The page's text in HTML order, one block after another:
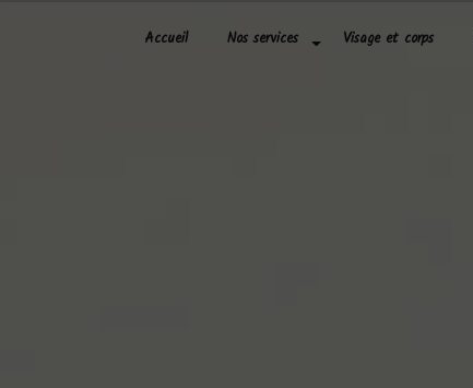
Accueil Nos services Visage et corps